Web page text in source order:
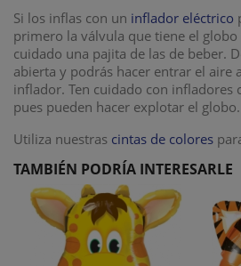
Si los inflas con un inflador eléctrico
primero la válvula que tiene el
cuidado una pajita de las de beber.
abierta y podrás hacer entrar el aire
inflador. Ten cuidado con infladores
pues pueden hacer explotar el globo.
Utiliza nuestras cintas de colores
TAMBIÉN PODRÍA INTERESARLE